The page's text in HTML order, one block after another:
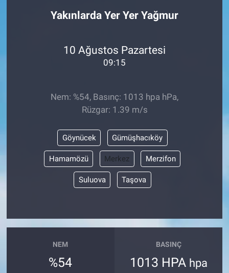
Yakınlarda Yer Yer Yağmur
10 Ağustos Pazartesi
09:15
Nem: %54, Basınç: 1013 hpa hPa,
Rüzgar: 1.39 m/s
Göynücek Gümüşhacıköy
Hamamözü Merkez Merzifon
Suluova Taşova
NEM
%54
BASINÇ
1013 HPA hpa